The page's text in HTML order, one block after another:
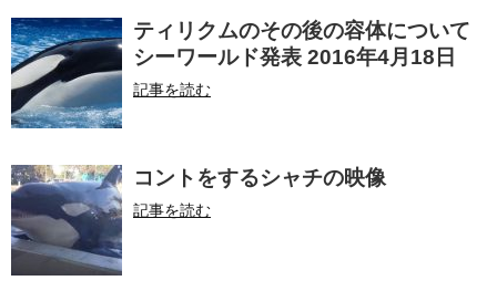
ティリクムのその後の容体について
シーワールド発表 2016年4月18日
記事を読む
コントをするシャチの映像
記事を読む